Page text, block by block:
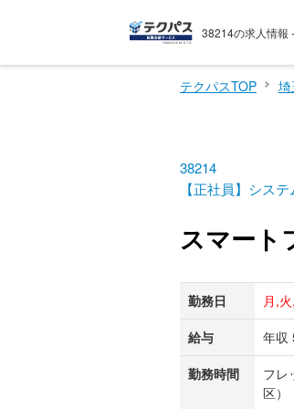
38214の求人情報
テクパスTOP
38214
【正社員】シス
スマート
勤務日
月,
給与
年収
勤務時間
フレ
区）